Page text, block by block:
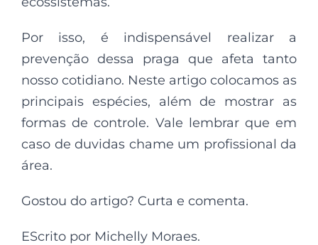
Por isso, é indispensável realizar a
prevenção dessa praga que afeta tanto
nosso cotidiano. Neste artigo colocamos as
principais espécies, além de mostrar as
formas de controle. Vale lembrar que em
caso de duvidas chame um profissional da
área.
Gostou do artigo? Curta e comenta.
EScrito por Michelly Moraes.